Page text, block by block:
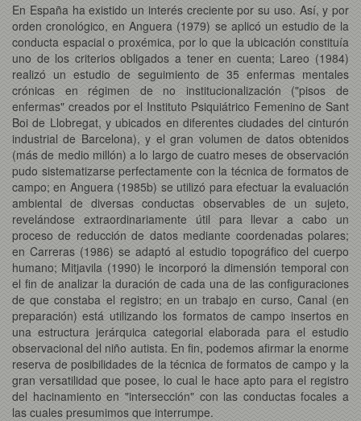
En España ha existido un interés creciente por su uso. Así, y por
orden cronológico, en Anguera (1979) se aplicó un estudio de la
conducta espacial o proxémica, por lo que la ubicación constituía
uno de los criterios obligados a tener en cuenta; Lareo (1984)
realizó un estudio de seguimiento de 35 enfermas mentales
crónicas en régimen de no institucionalización ("pisos de
enfermas" creados por el Instituto Psiquiátrico Femenino de Sant
Boi de Llobregat, y ubicados en diferentes ciudades del cinturón
industrial de Barcelona), y el gran volumen de datos obtenidos
(más de medio millón) a lo largo de cuatro meses de observación
pudo sistematizarse perfectamente con la técnica de formatos de
campo; en Anguera (1985b) se utilizó para efectuar la evaluación
ambiental de diversas conductas observables de un sujeto,
revelándose extraordinariamente útil para llevar a cabo un
proceso de reducción de datos mediante coordenadas polares;
en Carreras (1986) se adaptó al estudio topográfico del cuerpo
humano; Mitjavila (1990) le incorporó la dimensión temporal con
el fin de analizar la duración de cada una de las configuraciones
de que constaba el registro; en un trabajo en curso, Canal (en
preparación) está utilizando los formatos de campo insertos en
una estructura jerárquica categorial elaborada para el estudio
observacional del niño autista. En fin, podemos afirmar la enorme
reserva de posibilidades de la técnica de formatos de campo y la
gran versatilidad que posee, lo cual le hace apto para el registro
del hacinamiento en "intersección" con las conductas focales a
las cuales presumimos que interrumpe.